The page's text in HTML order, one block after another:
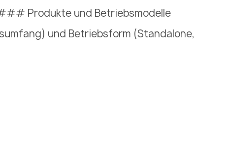
Produkte und Betriebsmodelle
und Betriebsform (Standalone,